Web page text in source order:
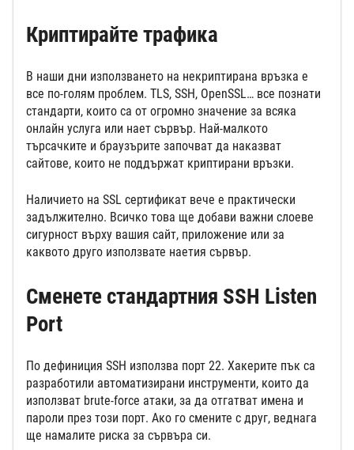
Криптирайте трафика
В наши дни използването на некриптирана връзка е
все по-голям проблем. TLS, SSH, OpenSSL… все познати
стандарти, които са от огромно значение за всяка
онлайн услуга или нает сървър. Най-малкото
търсачките и браузърите започват да наказват
сайтове, които не поддържат криптирани връзки.
Наличието на SSL сертификат вече е практически
задължително. Всичко това ще добави важни слоеве
сигурност върху вашия сайт, приложение или за
каквото друго използвате наетия сървър.
Сменете стандартния SSH Listen
Port
По дефиниция SSH използва порт 22. Хакерите пък са
разработили автоматизирани инструменти, които да
използват brute-force атаки, за да отгатват имена и
пароли през този порт. Ако го смените с друг, веднага
ще намалите риска за сървъра си.